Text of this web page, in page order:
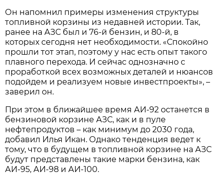
Он напомнил примеры изменения структуры
топливной корзины из недавней истории. Так,
ранее на АЗС был и 76-й бензин, и 80-й, в
которых сегодня нет необходимости. «Спокойно
прошли тот этап, поэтому у нас есть опыт такого
плавного перехода. И сейчас однозначно с
проработкой всех возможных деталей и нюансов
подойдем и реализуем новые инвестпроекты», –
заверил он.
При этом в ближайшее время АИ-92 останется в
бензиновой корзине АЗС, как и в пуле
нефтепродуктов – как минимум до 2030 года,
добавил Илья Икан. Однако тенденция ведет к
тому, что в будущем в топливной корзине на АЗС
будут представлены такие марки бензина, как
АИ-95, АИ-98 и АИ-100.